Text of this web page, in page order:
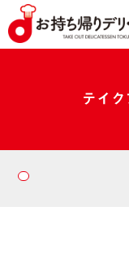
テイ